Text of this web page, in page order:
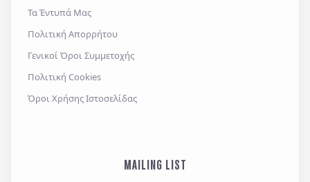
Τα Έντυπά Μας
Πολιτική Απορρήτου
Γενικοί Όροι Συμμετοχής
Πολιτική Cookies
Όροι Χρήσης Ιστοσελίδας
MAILING LIST